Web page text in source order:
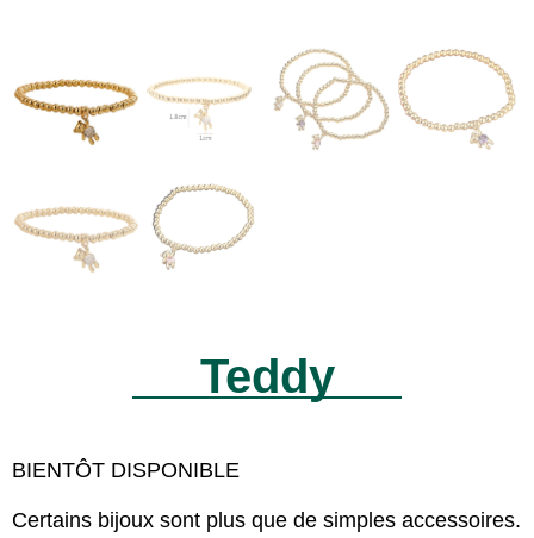
Teddy
BIENTÔT DISPONIBLE
Certains bijoux sont plus que de simples accessoires.